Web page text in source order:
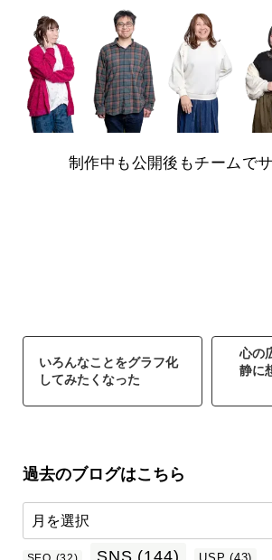
制作中も公開後もチームで
いろんなことをグラフ化
してみたくなった
心の
静に
過去のブログはこちら
SNS (144)